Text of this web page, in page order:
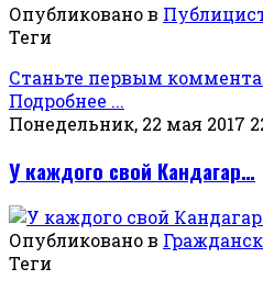
Опубликовано в
Теги
Станьте первым
Подробнее ...
Понедельник, 22 мая 2017
У каждого свой Кандагар…
Опубликовано в
Теги